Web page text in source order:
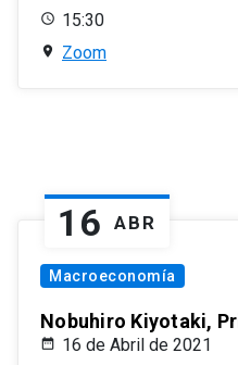
15:30
Zoom
16 ABR
Macroeconomía
Nobuhiro Kiyotaki,
16 de Abril de 2021